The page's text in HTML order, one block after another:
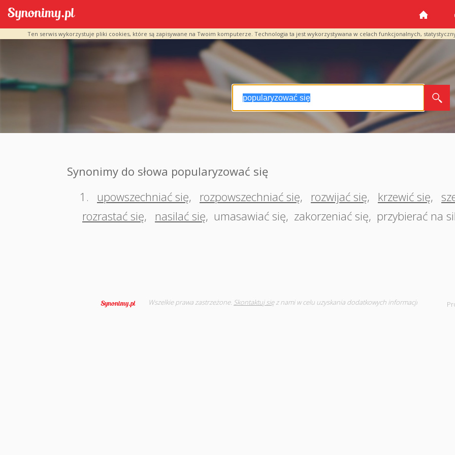
Ten serwis wykorzystuje pliki cookies, które są zapisywane na Twoim komputerze. Technologia ta jest wykorzystywana w celach funkcjonalnych,
Synonimy do słowa popularyzować się
1.
upowszechniać się, rozpowszechniać się, rozwijać się, krzewić się,
rozrastać się, nasilać się, umasawiać się, zakorzeniać się, przybierać na
Wszelkie prawa zastrzeżone. Skontaktuj sięz nami w celu uzyskania dodatkowych informacji